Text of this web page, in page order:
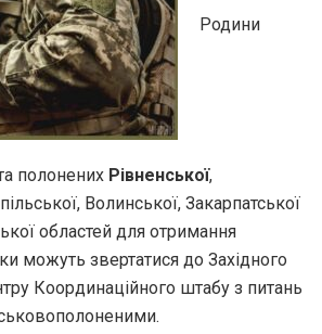
Родини
полонених Рівненської,
Волинської, Закарпатської
областей для отримання
можуть звертатися до Західного
Координаційного штабу з питань